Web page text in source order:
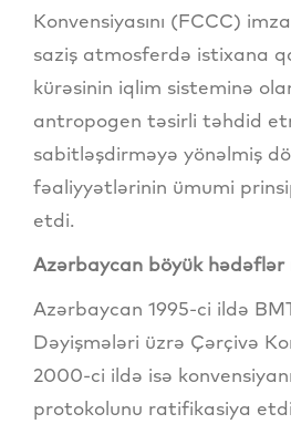
Konvensiyasını (FCCC)
saziş atmosferdə istixana
kürəsinin iqlim sisteminə
antropogen təsirli təhdid
sabitləşdirməyə yönəlmiş
fəaliyyətlərinin ümumi
etdi.
Azərbaycan böyük hədəflər
Azərbaycan 1995-ci ildə
Dəyişmələri üzrə Çərçivə
2000-ci ildə isə
protokolunu ratifikasiya